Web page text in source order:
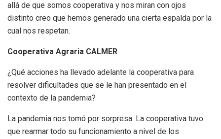
allá de que somos cooperativa y nos miran con ojos
distinto creo que hemos generado una cierta espalda por la
cual nos respetan.
Cooperativa Agraria CALMER
¿Qué acciones ha llevado adelante la cooperativa para
resolver dificultades que se le han presentado en el
contexto de la pandemia?
La pandemia nos tomó por sorpresa. La cooperativa tuvo
que rearmar todo su funcionamiento a nivel de los